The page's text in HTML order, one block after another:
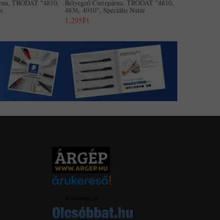
TRODAT "4810, Bélyegző Cserepárna, TRODAT "4810,
4836, 4910", Speciális Natúr
1,295Ft